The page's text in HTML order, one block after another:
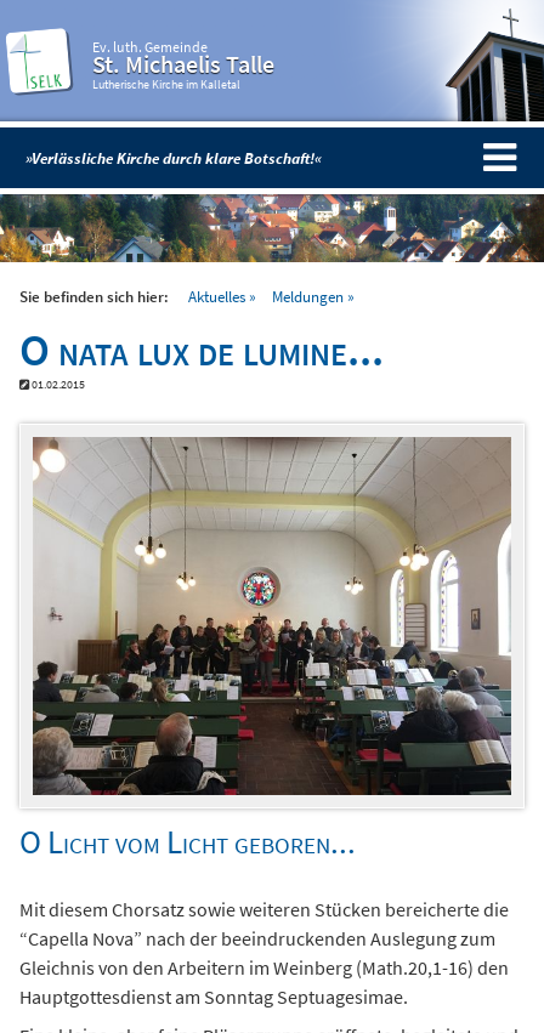
Ev. luth. Gemeinde
St. Michaelis Talle
Lutherische Kirche im Kalletal
»Verlässliche Kirche durch klare Botschaft!«
Sie befinden sich hier: Aktuelles Meldungen
O nata lux de lumine...
01.02.2015
O Licht vom Licht geboren...
Mit diesem Chorsatz sowie weiteren Stücken bereicherte die
“Capella Nova” nach der beeindruckenden Auslegung zum
Gleichnis von den Arbeitern im Weinberg (Math.20,1-16) den
Hauptgottesdienst am Sonntag Septuagesimae.